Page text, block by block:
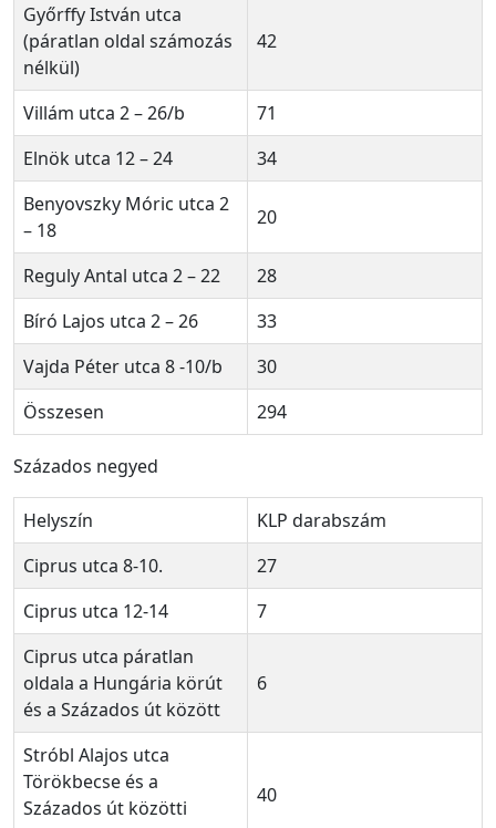
Győrffy István utca
(páratlan oldal számozás
nélkül)
42
Villám utca 2 – 26/b
71
Elnök utca 12 – 24
34
Benyovszky Móric utca 2
– 18
20
Reguly Antal utca 2 – 22
28
Bíró Lajos utca 2 – 26
33
Vajda Péter utca 8 -10/b
30
Összesen
294
Százados negyed
Helyszín
KLP darabszám
Ciprus utca 8-10.
27
Ciprus utca 12-14
7
Ciprus utca páratlan
oldala a Hungária körút
és a Százados út között
6
Stróbl Alajos utca
Törökbecse és a
Százados út közötti
40